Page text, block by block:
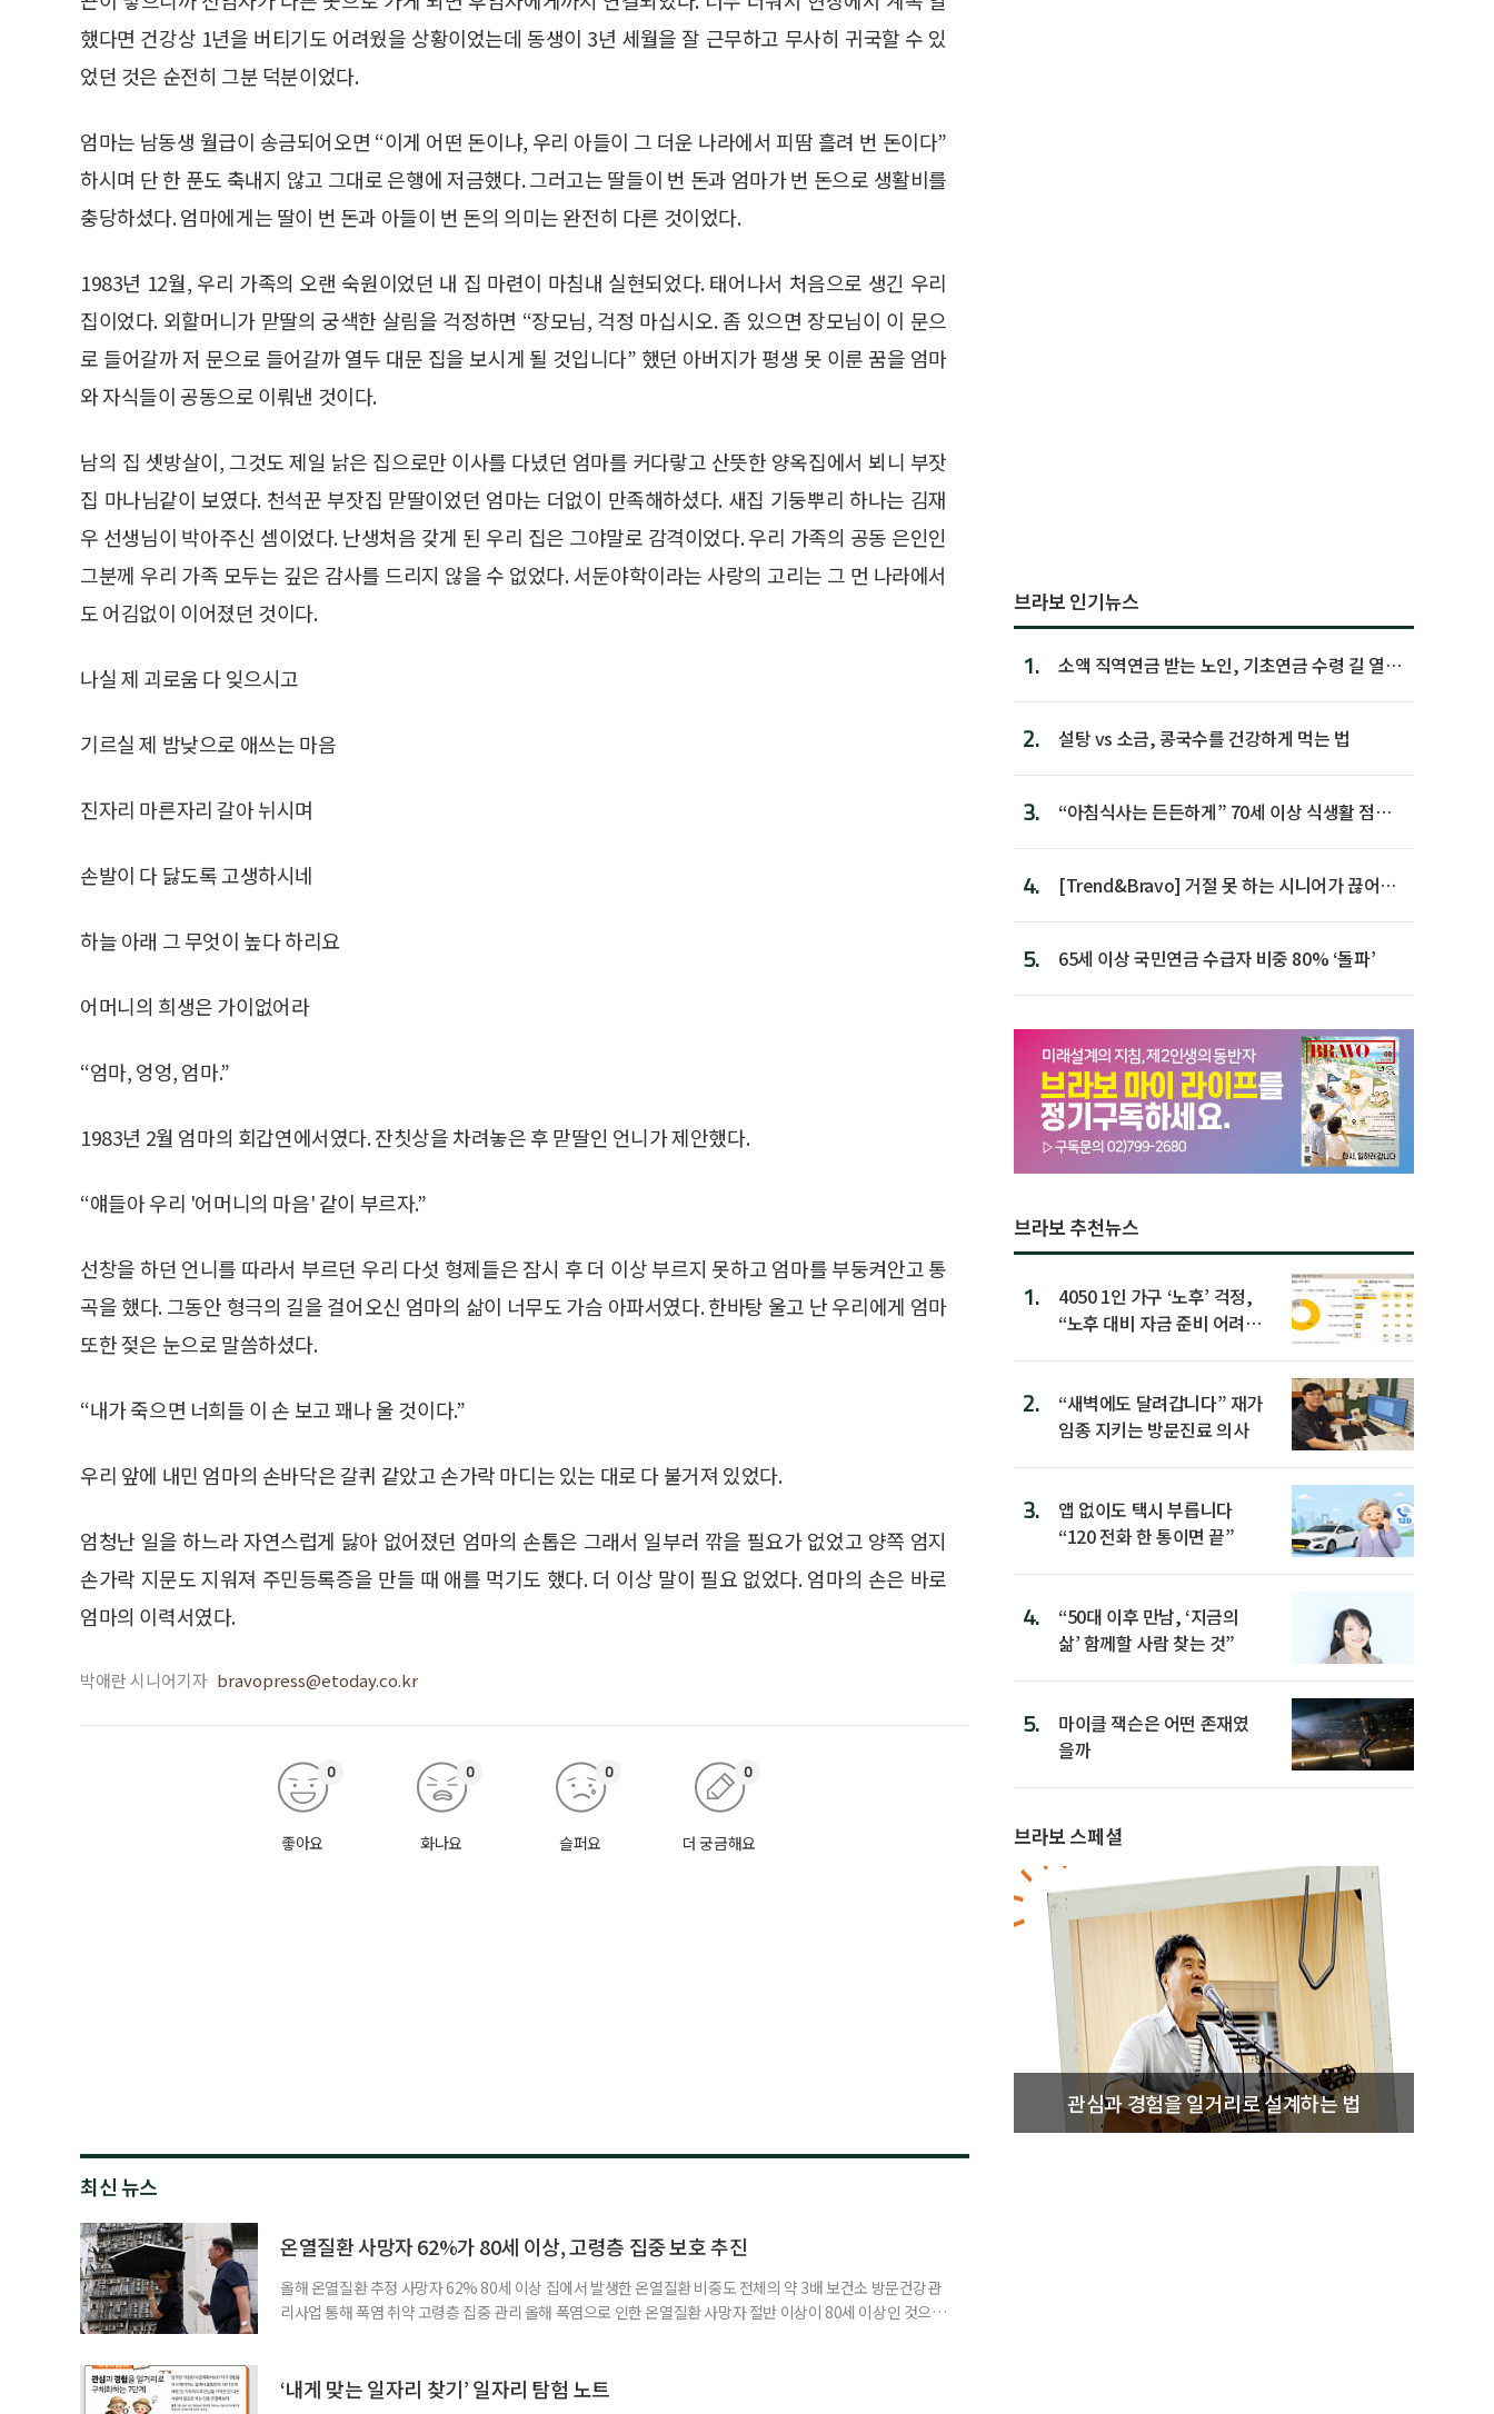
했다면 건강상 1년을 버티기도 어려웠을 상황이었는데 동생이 3년 세월을 잘 근무하고 무사히 귀국할 수 있
었던 것은 순전히 그분 덕분이었다.
엄마는 남동생 월급이 송금되어오면 “이게 어떤 돈이냐, 우리 아들이 그 더운 나라에서 피땀 흘려 번 돈이다”
하시며 단 한 푼도 축내지 않고 그대로 은행에 저금했다. 그러고는 딸들이 번 돈과 엄마가 번 돈으로 생활비를
충당하셨다. 엄마에게는 딸이 번 돈과 아들이 번 돈의 의미는 완전히 다른 것이었다.
1983년 12월, 우리 가족의 오랜 숙원이었던 내 집 마련이 마침내 실현되었다. 태어나서 처음으로 생긴 우리
집이었다. 외할머니가 맏딸의 궁색한 살림을 걱정하면 “장모님, 걱정 마십시오. 좀 있으면 장모님이 이 문으
로 들어갈까 저 문으로 들어갈까 열두 대문 집을 보시게 될 것입니다” 했던 아버지가 평생 못 이룬 꿈을 엄마
와 자식들이 공동으로 이뤄낸 것이다.
남의 집 셋방살이, 그것도 제일 낡은 집으로만 이사를 다녔던 엄마를 커다랗고 산뜻한 양옥집에서 뵈니 부잣
집 마나님같이 보였다. 천석꾼 부잣집 맏딸이었던 엄마는 더없이 만족해하셨다. 새집 기둥뿌리 하나는 김재
우 선생님이 박아주신 셈이었다. 난생처음 갖게 된 우리 집은 그야말로 감격이었다. 우리 가족의 공동 은인인
그분께 우리 가족 모두는 깊은 감사를 드리지 않을 수 없었다. 서둔야학이라는 사랑의 고리는 그 먼 나라에서
도 어김없이 이어졌던 것이다.
나실 제 괴로움 다 잊으시고
기르실 제 밤낮으로 애쓰는 마음
진자리 마른자리 갈아 뉘시며
손발이 다 닳도록 고생하시네
하늘 아래 그 무엇이 높다 하리요
어머니의 희생은 가이없어라
“엄마, 엉엉, 엄마.”
1983년 2월 엄마의 회갑연에서였다. 잔칫상을 차려놓은 후 맏딸인 언니가 제안했다.
“얘들아 우리 '어머니의 마음' 같이 부르자.”
선창을 하던 언니를 따라서 부르던 우리 다섯 형제들은 잠시 후 더 이상 부르지 못하고 엄마를 부둥켜안고 통
곡을 했다. 그동안 형극의 길을 걸어오신 엄마의 삶이 너무도 가슴 아파서였다. 한바탕 울고 난 우리에게 엄마
또한 젖은 눈으로 말씀하셨다.
“내가 죽으면 너희들 이 손 보고 꽤나 울 것이다.”
우리 앞에 내민 엄마의 손바닥은 갈퀴 같았고 손가락 마디는 있는 대로 다 불거져 있었다.
엄청난 일을 하느라 자연스럽게 닳아 없어졌던 엄마의 손톱은 그래서 일부러 깎을 필요가 없었고 양쪽 엄지
손가락 지문도 지워져 주민등록증을 만들 때 애를 먹기도 했다. 더 이상 말이 필요 없었다. 엄마의 손은 바로
엄마의 이력서였다.
박애란 시니어기자 bravopress@etoday.co.kr
좋아요
0
화나요
0
슬퍼요
0
더 궁금해요
0
최신 뉴스
온열질환 사망자 62%가 80세 이상, 고령층 집중 보호 추진
올해 온열질환 추정 사망자 62% 80세 이상 집에서 발생한 온열질환 비중도 전체의 약 3배 보건소 방문건강관
리사업 통해 폭염 취약 고령층 집중 관리 올해 폭염으로 인한 온열질환 사망자 절반 이상이 80세 이상인 것으로
고령층은 825명(33.8%), 80세 이상은 300명(12.3%)으로 집계됐다. 연령별 환자 수
‘내게 맞는 일자리 찾기’ 일자리 탐험 노트
브라보 인기뉴스
1.
소액 직역연금 받는 노인, 기초연금 수령 길 열린
2. 설탕 vs 소금, 콩국수를 건강하게 먹는 법
3.
“아침식사는 든든하게” 70세 이상 식생활 점수
4.
[Trend&Bravo] 거절 못 하는 시니어가 끊어야
5. 65세 이상 국민연금 수급자 비중 80% ‘돌파’
브라보 추천뉴스
1.
4050 1인 가구 ‘노후’ 걱정,
“노후 대비 자금 준비 어려
2.
“새벽에도 달려갑니다” 재가
임종 지키는 방문진료 의사
3.
앱 없이도 택시 부릅니다
“120 전화 한 통이면 끝”
4.
“50대 이후 만남, ‘지금의
삶’ 함께할 사람 찾는 것”
5.
마이클 잭슨은 어떤 존재였
을까
브라보 스페셜
관심과 경험을 일거리로 설계하는 법